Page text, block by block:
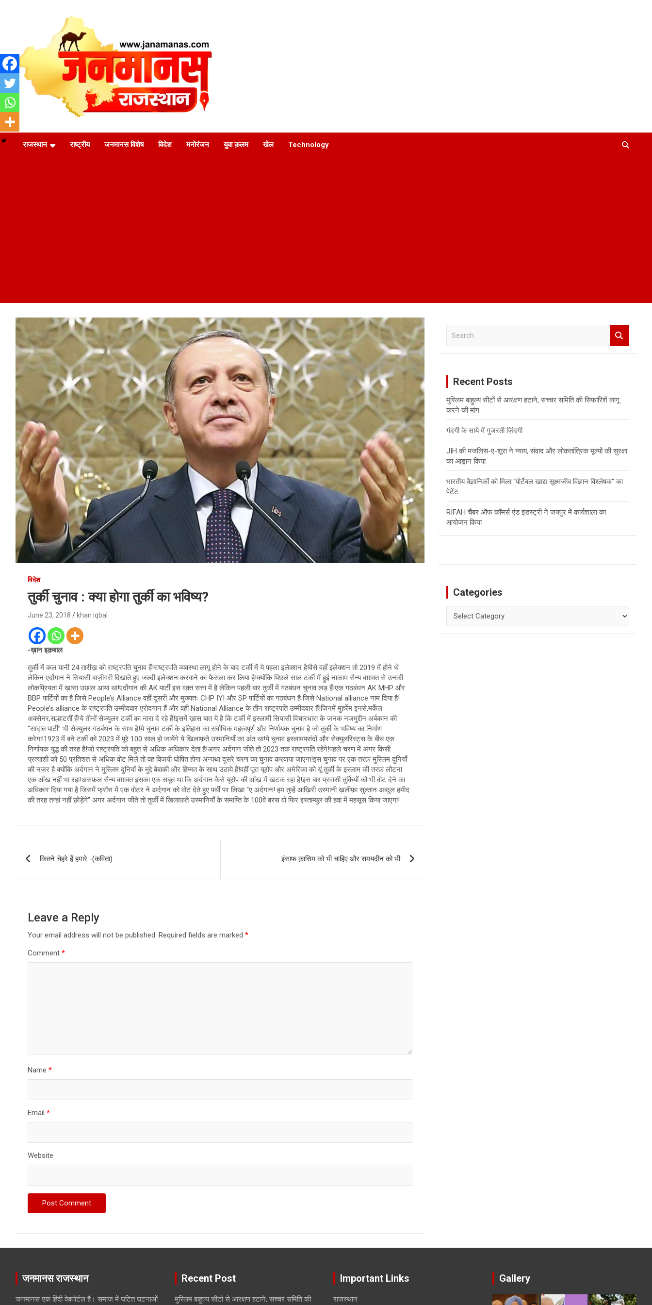
Janamanas.com
राजस्थान राष्ट्रीय जनमानस विशेष विदेश मनोरंजन युवा क़लम खेल Technology
विदेश
तुर्की चुनाव : क्या होगा तुर्की का भविष्य?
June 23, 2018 khan iqbal
-ख़ान इक़बाल
तुर्की में कल यानी 24 तारीख़ को राष्ट्रपति चुनाव हैं!राष्ट्रपति व्यवस्था लागू होने के बाद टर्की में ये पहला इलेक्शन है!वैसे वहाँ इलेक्शन तो 2019 में होने थे
लेकिन एर्दोगान ने सियासी बाज़ीगरी दिखाते हुए जल्दी इलेक्शन करवाने का फैसला कर लिया है!क्योंकि पिछले साल टर्की में हुई नाकाम सैन्य बग़ावत से उनकी
लोकप्रियता में ख़ासा उछाल आया था!एर्दोगान की AK पार्टी इस वक़्त सत्ता में है लेकिन पहली बार तुर्की में गठबंधन चुनाव लड़ हैं!एक गठबंधन AK MHP और
BBP पार्टियों का है जिसे People’s Alliance वहीं दूसरी और मुख्यतः CHP IYI और SP पार्टियों का गठबंधन है जिसे National alliance नाम दिया है!
People’s alliance के राष्ट्रपति उम्मीदवार एरोदगान हैं और वहीं National Alliance के तीन राष्ट्रपति उम्मीदवार हैं!जिनमें मुहर्रेम इनसे,मर्केल
अक्सेनर,सल्हाटतीं हैं!ये तीनों सेक्युलर टर्की का नारा दे रहे हैं!इसमें ख़ास बात ये है कि टर्की में इस्लामी सियासी विचारधारा के जनक नजमुद्दीन अर्बकान की
“सादात पार्टी” भी सेक्युलर गठबंधन के साथ है!ये चुनाव टर्की के इतिहास का सर्वाधिक महत्वपूर्ण और निर्णायक चुनाव है जो तुर्की के भविष्य का निर्माण
करेगा!1923 में बने टर्की को 2023 में पूरे 100 साल हो जायेंगे ये खिलाफ़ते उस्मानियाँ का अंत था!ये चुनाव इस्लामपसंदों और सेक्युलरिस्ट्स के बीच एक
निर्णायक युद्ध की तरह है!जो राष्ट्रपति को बहुत से अधिक अधिकार देता है!अगर अर्दगान जीते तो 2023 तक राष्ट्रपति रहेंगे!पहले चरण में अगर किसी
प्रत्याशी को 50 प्रतिशत से अधिक वोट मिले तो वह विजयी घोषित होगा अन्यथा दूसरे चरण का चुनाव करवाया जाएगा!इस चुनाव पर एक तरफ़ मुस्लिम दुनियाँ
की नज़र है क्योंकि अर्दगान ने मुस्लिम दुनियाँ के मुद्दे बेबाकी और हिम्मत के साथ उठाये हैं!वहीं पूरा यूरोप और अमेरिका को यूं तुर्की के इस्लाम की तरफ़ लौटना
एक आँख नहीं भा रहा!असफ़ल सैन्य बग़ावत इसका एक सबूत था कि अर्दगान कैसे यूरोप की आँख में खटक रहा है!इस बार प्रवासी तुर्कियों को भी वोट देने का
अधिकार दिया गया है जिसमें फ्राँस में एक वोटर ने अर्दगान को वोट देते हुए पर्ची पर लिखा “ए अर्दगान! हम तुम्हें आख़िरी उस्मानी ख़लीफ़ा सुल्तान अब्दुल हमीद
की तरह तन्हां नहीं छोड़ेंगे” अगर अर्दगान जीते तो तुर्की में खिलाफ़ते उस्मानियाँ के समाप्ति के 100वें बरस वो फिर इस्ताम्बुल की हवा में महसूस किया जाएगा!
navigation
कितने चेहरे हैं हमारे -(कविता) इंसाफ क़ासिम को भी चाहिए और समयदीन को भी
Leave a Reply
Your email address will not be published. Required fields are marked *
Comment *
Name *
Email *
Website
Recent Posts
मुस्लिम बाहुल्य सीटों से आरक्षण हटाने, सच्चर समिति की सिफारिशें लागू
करने की मांग
गंदगी के साये में गुजरती ज़िंदगी
JIH की मजलिस-ए-शूरा ने न्याय, संवाद और लोकतांत्रिक मूल्यों की सुरक्षा
का आह्वान किया
भारतीय वैज्ञानिकों को मिला “पोर्टेबल खाद्य सूक्ष्मजीव विज्ञान विश्लेषक” का
पेटेंट
RIFAH चैंबर ऑफ कॉमर्स एंड इंडस्ट्री ने जयपुर में कार्यशाला का
आयोजन किया
Categories
जनमानस राजस्थान
जनमानस एक हिंदी वेबपोर्टल है। समाज में घटित घटनाओं
Recent Post
मुस्लिम बाहुल्य सीटों से आरक्षण हटाने, सच्चर समिति की
Important Links
राजस्थान
Gallery